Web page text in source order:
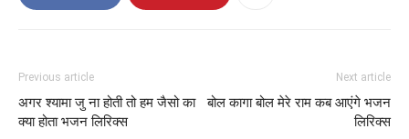
Previous article
अगर श्यामा जु ना होती तो हम जैसो का
क्या होता भजन लिरिक्स
Next article
बोल कागा बोल मेरे राम कब आएंगे भजन
लिरिक्स